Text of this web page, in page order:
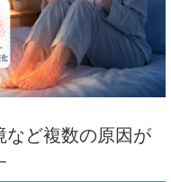
など複数の原因が